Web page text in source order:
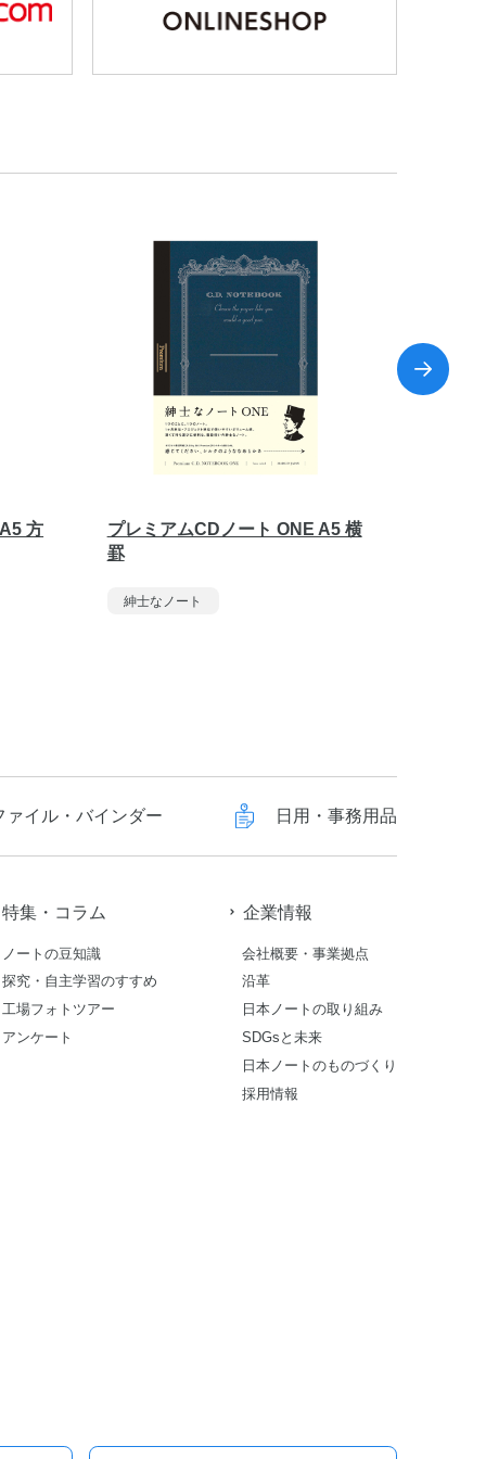
方
プレミアムCDノート ONE A5 横
罫
紳士なノート
ァイル・バインダー 日用・事務用品
特集・コラム
ノートの豆知識
探究・自主学習のすすめ
工場フォトツアー
アンケート
企業情報
会社概要・事業拠点
沿革
日本ノートの取り組み
SDGsと未来
日本ノートのものづくり
採用情報